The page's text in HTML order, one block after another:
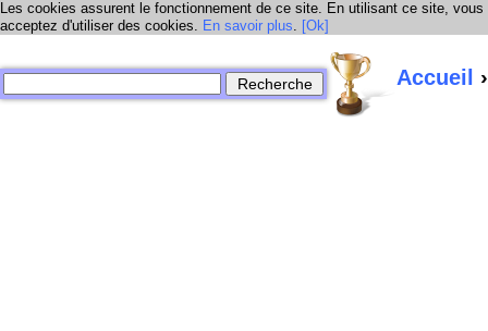
Les cookies assurent le fonctionnement de ce site. En utilisant ce site, vous
acceptez d'utiliser des cookies. En savoir plus. [Ok]
Accueil